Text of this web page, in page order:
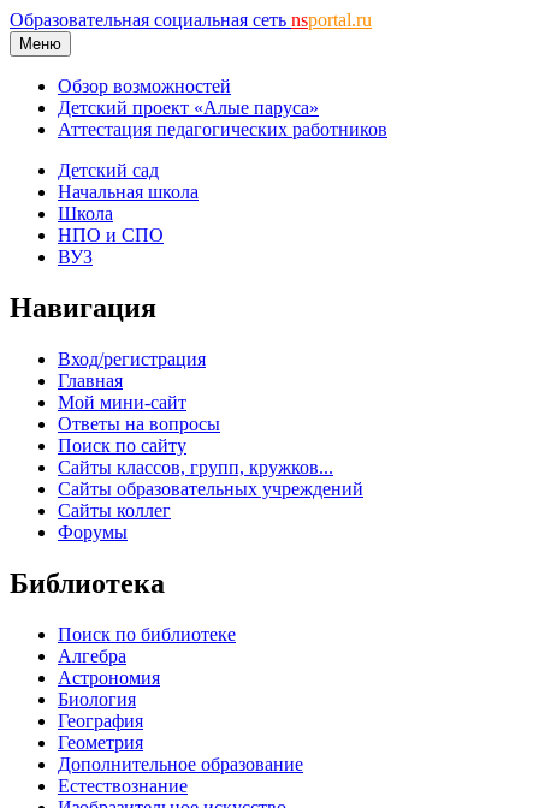
Образовательная социальная сеть nsportal.ru
Меню
Обзор возможностей
Детский проект «Алые паруса»
Аттестация педагогических работников
Детский сад
Начальная школа
Школа
НПО и СПО
ВУЗ
Навигация
Вход/регистрация
Главная
Мой мини-сайт
Ответы на вопросы
Поиск по сайту
Сайты классов, групп, кружков...
Сайты образовательных учреждений
Сайты коллег
Форумы
Библиотека
Поиск по библиотеке
Алгебра
Астрономия
Биология
География
Геометрия
Дополнительное образование
Естествознание